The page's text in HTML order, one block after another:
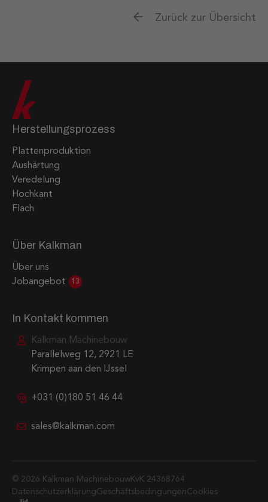
Zurück zur Übersicht
Herstellungsprozess
Plattenproduktion
Aushärtung
Veredelung
Hochkant
Flach
Über Kalkman
Über uns
Jobangebot
13
In Kontakt kommen
Kalkman Machinebouw
Parallelweg 12, 2921 LE
Krimpen aan den IJssel
+031 (0)180 51 46 44
sales@kalkman.com
© 2026 Kalkman MachinebouwKvK 24368764
DatenschutzerklärungGeschäftsbedingungenCookies